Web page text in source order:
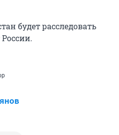
будет расследовать